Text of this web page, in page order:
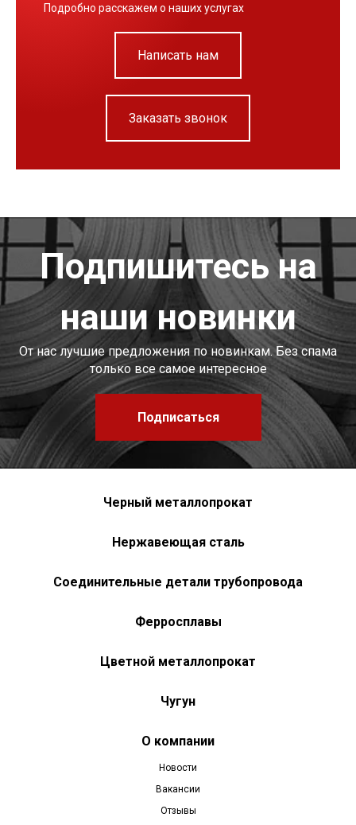
Подробно расскажем о наших услугах
Написать нам
Заказать звонок
Подпишитесь на
наши новинки
От нас лучшие предложения по новинкам. Без спама
только все самое интересное
Подписаться
Черный металлопрокат
Нержавеющая сталь
Соединительные детали трубопровода
Ферросплавы
Цветной металлопрокат
Чугун
О компании
Новости
Вакансии
Отзывы